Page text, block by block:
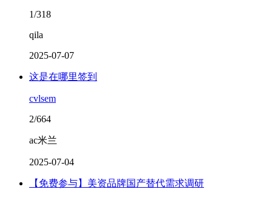
1/318
qila
2025-07-07
这是在哪里签到
cvlsem
2/664
ac米兰
2025-07-04
【免费参与】美资品牌国产替代需求调研